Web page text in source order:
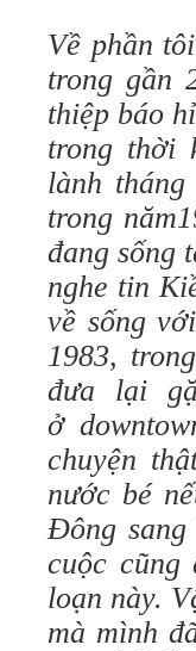
Về phần
trong gần
thiệp báo
trong thời
lành
trong
đang sống
nghe tin
về sống
1983,
đưa lại
ở
chuyện
nước bé
Đông
cuộc
loạn này.
mà mình